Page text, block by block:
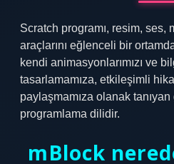
Scratch programı, resim, ses,
araçlarını eğlenceli bir
kendi animasyonlarımızı ve
tasarlamamıza, etkileşimli
paylaşmamıza olanak
programlama dilidir.
mBlock